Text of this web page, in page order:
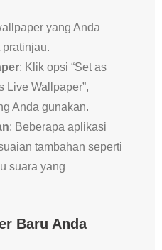
yang Anda
: Klik opsi “Set as
Live Wallpaper”,
Anda gunakan.
: Beberapa aplikasi
tambahan seperti
suara yang
Baru Anda